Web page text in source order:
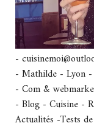
-
- Mathilde - Lyon -
- Com &
- Blog - Cuisine -
Actualités -Tests